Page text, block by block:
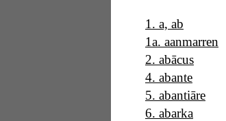
1 . a, ab
1a. aanmarren
2. abācus
4. abante
5. abantiāre
6. abarka